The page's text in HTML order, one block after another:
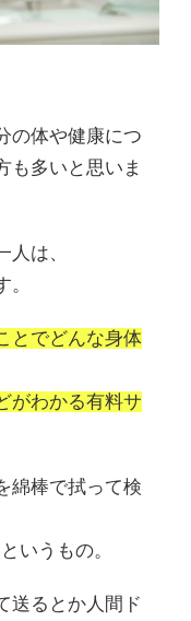
の体や健康につ
も多いと思いま
は、
とでどんな身体
がわかる有料サ
綿棒で拭って検
いうもの。
送るとか人間ド